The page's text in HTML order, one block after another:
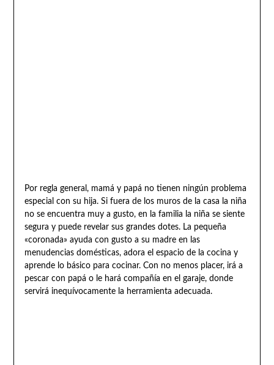
Por regla general, mamá y papá no tienen ningún problema
especial con su hija. Si fuera de los muros de la casa la niña
no se encuentra muy a gusto, en la familia la niña se siente
segura y puede revelar sus grandes dotes. La pequeña
«coronada» ayuda con gusto a su madre en las
menudencias domésticas, adora el espacio de la cocina y
aprende lo básico para cocinar. Con no menos placer, irá a
pescar con papá o le hará compañía en el garaje, donde
servirá inequívocamente la herramienta adecuada.